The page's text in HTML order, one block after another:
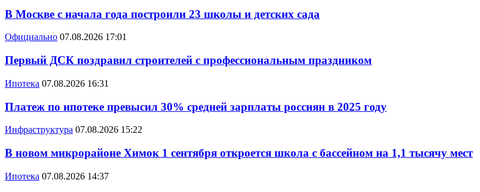
В Москве с начала года построили 23 школы и детских сада
Официально 07.08.2026 17:01
Первый ДСК поздравил строителей с профессиональным праздником
Ипотека 07.08.2026 16:31
Платеж по ипотеке превысил 30% средней зарплаты россиян в 2025 году
Инфраструктура 07.08.2026 15:22
В новом микрорайоне Химок 1 сентября откроется школа с бассейном на 1,1 тысячу мест
Ипотека 07.08.2026 14:37